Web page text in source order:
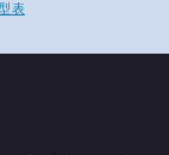
表